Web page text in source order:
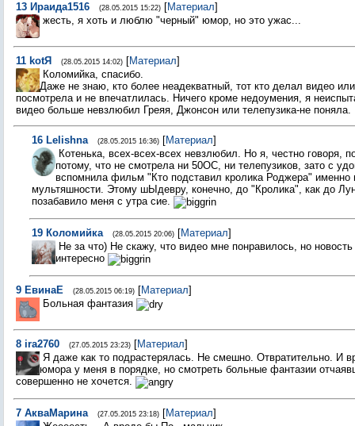
13 Ираида1516 (28.05.2015 15:22) [Материал]
жесть, я хоть и люблю "черный" юмор, но это ужас...
11 kotЯ (28.05.2015 14:02) [Материал]
Коломийка, спасибо.
Даже не знаю, кто более неадекватный, тот кто делал видео
посмотрела и не впечатлилась. Ничего кроме недоумения, я
видео больше невзлюбил Греяя, Джонсон или телепузика-не поняла.
16 Lelishna (28.05.2015 16:36) [Материал]
Котенька, всех-всех-всех невзлюбил. Но я, честно говоря,
потому, что не смотрела ни 50ОС, ни телепузиков, зато с
вспомнила фильм "Кто подставил кролика Роджера" именно
мультяшности. Этому шЫдевру, конечно, до "Кролика", как до
позабавило меня с утра сие.
19 Коломийка (28.05.2015 20:06) [Материал]
Не за что) Не скажу, что видео мне понравилось, но
интересно
9 ЕвинаЕ (28.05.2015 06:19) [Материал]
Больная фантазия
8 ira2760 (27.05.2015 23:23) [Материал]
Я даже как то подрастерялась. Не смешно. Отвратительно. И
юмора у меня в порядке, но смотреть больные фантазии
совершенно не хочется.
7 АкваМарина (27.05.2015 23:18) [Материал]